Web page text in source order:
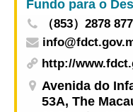
sector de Grande
negócios para o
nível nacional
（853）2878
http://
Avenida do
53A, The